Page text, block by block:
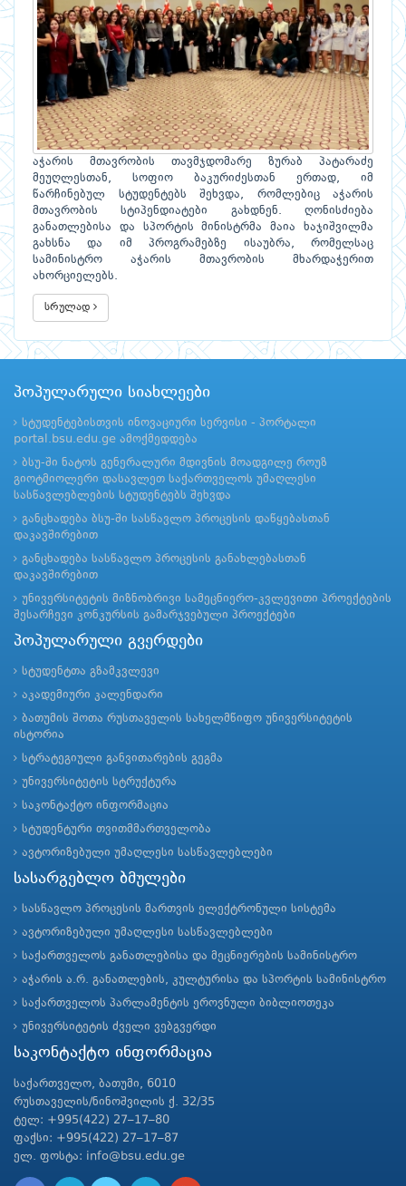
აჭარის მთავრობის თავმჯდომარე ზურაბ პატარაძე
მეუღლესთან, სოფიო ბაკურიძესთან ერთად, იმ
წარჩინებულ სტუდენტებს შეხვდა, რომლებიც აჭარის
მთავრობის სტიპენდიატები გახდნენ. ღონისძიება
განათლებისა და სპორტის მინისტრმა მაია ხაჯიშვილმა
გახსნა და იმ პროგრამებზე ისაუბრა, რომელსაც
სამინისტრო აჭარის მთავრობის მხარდაჭერით
ახორციელებს.
სრულად
პოპულარული სიახლეები
სტუდენტებისთვის ინოვაციური სერვისი - პორტალი
portal.bsu.edu.ge ამოქმედდება
ბსუ-ში ნატოს გენერალური მდივნის მოადგილე როუზ
გიოტმიოლერი დასავლეთ საქართველოს უმაღლესი
სასწავლებლების სტუდენტებს შეხვდა
განცხადება ბსუ-ში სასწავლო პროცესის დაწყებასთან
დაკავშირებით
განცხადება სასწავლო პროცესის განახლებასთან
დაკავშირებით
უნივერსიტეტის მიზნობრივი სამეცნიერო-კვლევითი პროექტების
შესარჩევი კონკურსის გამარჯვებული პროექტები
პოპულარული გვერდები
სტუდენტთა გზამკვლევი
აკადემიური კალენდარი
ბათუმის შოთა რუსთაველის სახელმწიფო უნივერსიტეტის
ისტორია
სტრატეგიული განვითარების გეგმა
უნივერსიტეტის სტრუქტურა
საკონტაქტო ინფორმაცია
სტუდენტური თვითმმართველობა
ავტორიზებული უმაღლესი სასწავლებლები
სასარგებლო ბმულები
სასწავლო პროცესის მართვის ელექტრონული სისტემა
ავტორიზებული უმაღლესი სასწავლებლები
საქართველოს განათლებისა და მეცნიერების სამინისტრო
აჭარის ა.რ. განათლების, კულტურისა და სპორტის სამინისტრო
საქართველოს პარლამენტის ეროვნული ბიბლიოთეკა
უნივერსიტეტის ძველი ვებგვერდი
საკონტაქტო ინფორმაცია
საქართველო, ბათუმი, 6010
რუსთაველის/ნინოშვილის ქ. 32/35
ტელ: +995(422) 27–17–80
ფაქსი: +995(422) 27–17–87
ელ. ფოსტა: info@bsu.edu.ge